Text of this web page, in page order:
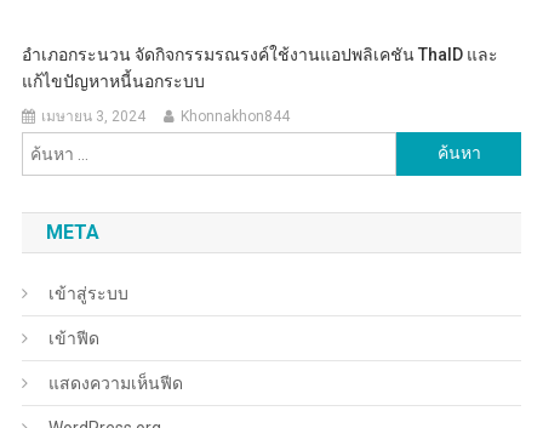
อำเภอกระนวน จัดกิจกรรมรณรงค์ใช้งานแอปพลิเคชัน ThaID และ
แก้ไขปัญหาหนี้นอกระบบ
เมษายน 3, 2024 Khonnakhon844
สำหรับ:
META
เข้าสู่ระบบ
เข้าฟีด
แสดงความเห็นฟีด